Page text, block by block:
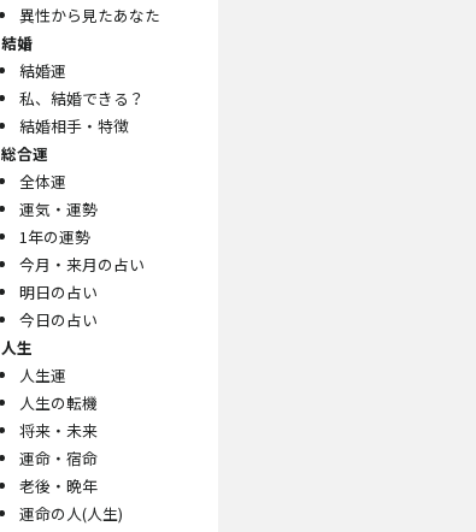
異性から見たあなた
結婚
結婚運
私、結婚できる？
結婚相手・特徴
総合運
全体運
運気・運勢
1年の運勢
今月・来月の占い
明日の占い
今日の占い
人生
人生運
人生の転機
将来・未来
運命・宿命
老後・晩年
運命の人(人生)